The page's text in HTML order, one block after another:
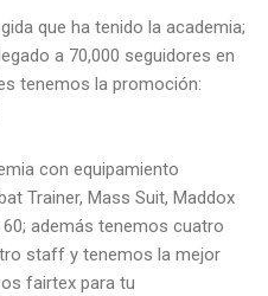
que ha tenido la academia;
a 70,000 seguidores en
tenemos la promoción:
con equipamiento
Trainer, Mass Suit, Maddox
60; además tenemos cuatro
staff y tenemos la mejor
fairtex para tu